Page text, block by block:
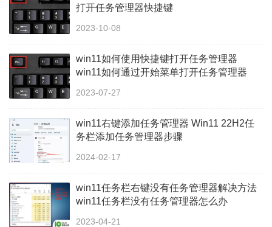
打开任务管理器快捷键
2023-10-08
win11如何使用快捷键打开任务管理器
win11如何通过开始菜单打开任务管理器
2023-07-27
win11右键添加任务管理器 Win11 22H2任
务栏添加任务管理器步骤
2024-02-17
win11任务栏右键没有任务管理器解决方法
win11任务栏没有任务管理器怎么办
2023-04-21